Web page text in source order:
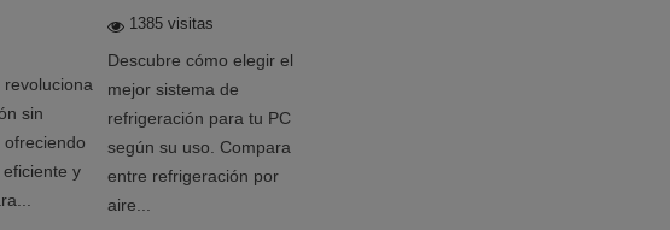
revoluciona
sin
y
1385 visitas
Descubre cómo elegir el
mejor sistema de
refrigeración para tu PC
según su uso. Compara
entre refrigeración por
aire...